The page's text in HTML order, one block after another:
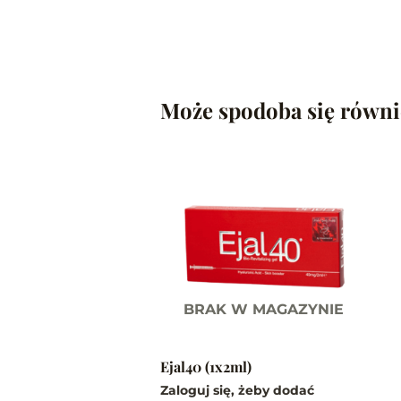
Może spodoba się
BRAK W MAGAZYNIE
Ejal40 (1x2ml)
Zaloguj się, żeby dodać